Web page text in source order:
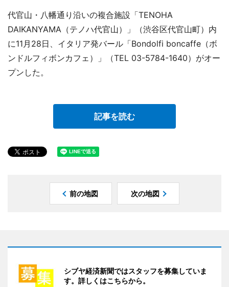
代官山・八幡通り沿いの複合施設「TENOHA
DAIKANYAMA（テノハ代官山）」（渋谷区代官山町）内
に11月28日、イタリア発バール「Bondolfi boncaffe（ボ
ンドルフィボンカフェ）」（TEL 03-5784-1640）がオー
プンした。
記事を読む
前の地図 次の地図
シブヤ経済新聞ではスタッフを募集していま
す。詳しくはこちらから。